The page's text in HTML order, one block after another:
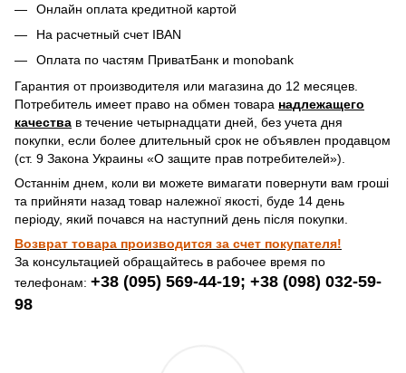
Онлайн оплата кредитной картой
На расчетный счет IBAN
Оплата по частям ПриватБанк и monobank
Гарантия от производителя или магазина до 12 месяцев.
Потребитель имеет право на обмен товара надлежащего
качества в течение четырнадцати дней, без учета дня
покупки, если более длительный срок не объявлен продавцом
(ст. 9 Закона Украины «О защите прав потребителей»).
Останнім днем, коли ви можете вимагати повернути вам гроші
та прийняти назад товар належної якості, буде 14 день
періоду, який почався на наступний день після покупки.
Возврат товара производится за счет покупателя!
За консультацией обращайтесь в рабочее время по
телефонам: +38 (095) 569-44-19; +38 (098) 032-59-
98